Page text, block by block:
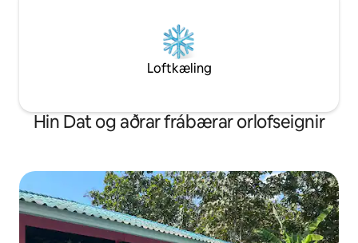
Loftkæling
Hin Dat og aðrar frábærar orlofseignir